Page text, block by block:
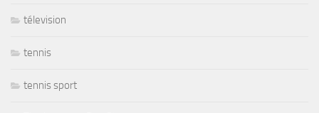
télevision
tennis
tennis sport